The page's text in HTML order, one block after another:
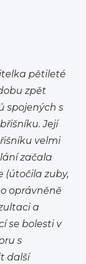
pětileté
zpět
spojených s
Její
velmi
začala
(útočila zuby,
oprávněně
a
se bolesti v
s
další